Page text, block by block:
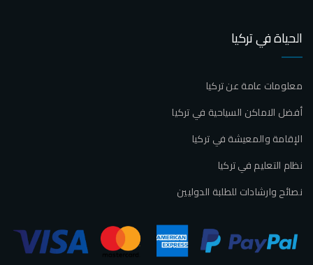
الحياة في تركيا
معلومات عامة عن تركيا
أفضل الاماكن السياحية في تركيا
الإقامة والمعيشة في تركيا
نظام التعليم في تركيا
نصائح وارشادات للطلبة الدوليين